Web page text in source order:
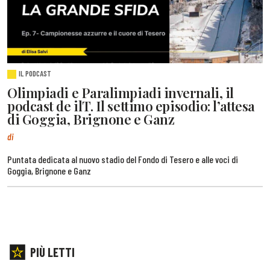
IL PODCAST
Olimpiadi e Paralimpiadi invernali, il
podcast de ilT. Il settimo episodio: l’attesa
di Goggia, Brignone e Ganz
di
Puntata dedicata al nuovo stadio del Fondo di Tesero e alle voci di
Goggia, Brignone e Ganz
PIÙ LETTI